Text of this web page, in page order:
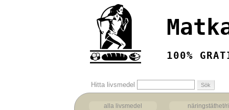
100%
Hitta livsmedel
alla livsmedel näringstäthet/